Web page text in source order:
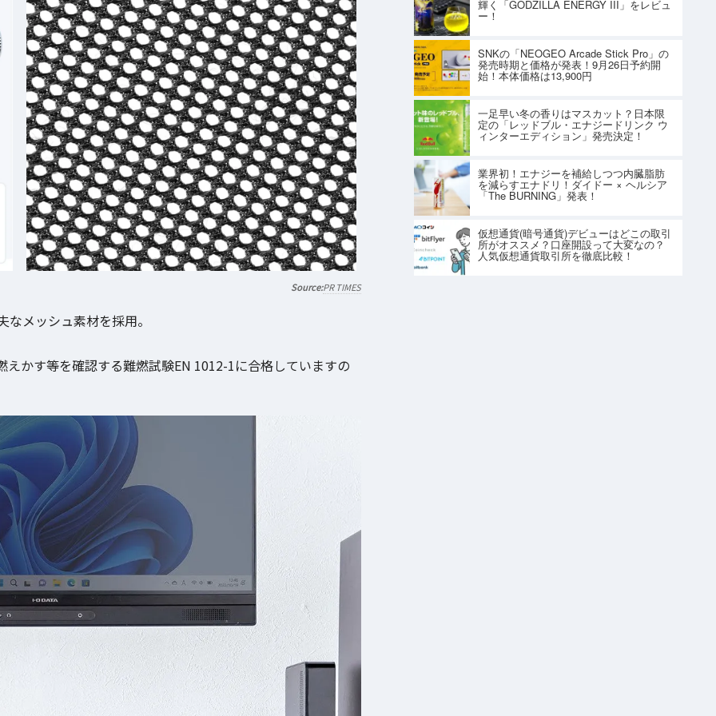
PR TIMES
メッシュ素材を採用。
かす等を確認する難燃試験EN 1012-1に合格していますの
輝く「GODZILLA ENERGY III」をレビュ
ー！
SNKの「NEOGEO Arcade Stick Pro」の
発売時期と価格が発表！9月26日予約開
始！本体価格は13,900円
一足早い冬の香りはマスカット？日本限
定の「レッドブル・エナジードリンク ウ
ィンターエディション」発売決定！
業界初！エナジーを補給しつつ内臓脂肪
を減らすエナドリ！ダイドー × ヘルシア
「The BURNING」発表！
仮想通貨(暗号通貨)デビューはどこの取引
所がオススメ？口座開設って大変なの？
人気仮想通貨取引所を徹底比較！